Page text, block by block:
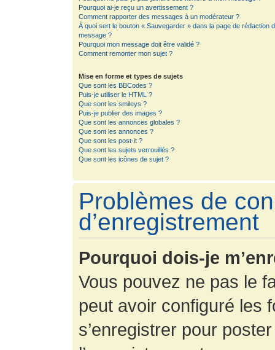
Pourquoi ai-je reçu un avertissement ?
Comment rapporter des messages à un modérateur ?
À quoi sert le bouton « Sauvegarder » dans la page de rédaction
message ?
Pourquoi mon message doit être validé ?
Comment remonter mon sujet ?
Mise en forme et types de sujets
Que sont les BBCodes ?
Puis-je utiliser le HTML ?
Que sont les smileys ?
Puis-je publier des images ?
Que sont les annonces globales ?
Que sont les annonces ?
Que sont les post-it ?
Que sont les sujets verrouillés ?
Que sont les icônes de sujet ?
Problèmes de
d’enregistrement
Pourquoi dois-je
Vous pouvez ne pas le
peut avoir configuré les
s’enregistrer pour